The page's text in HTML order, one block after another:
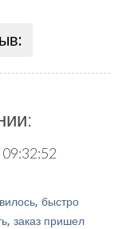
быстро
заказ пришел